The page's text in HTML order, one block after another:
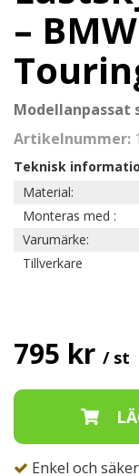
–
Modellanpassat
Artikelnummer:
Teknisk
Material:
Monteras med :
Varumärke:
Tillverkare
795 kr / st
Enkel och